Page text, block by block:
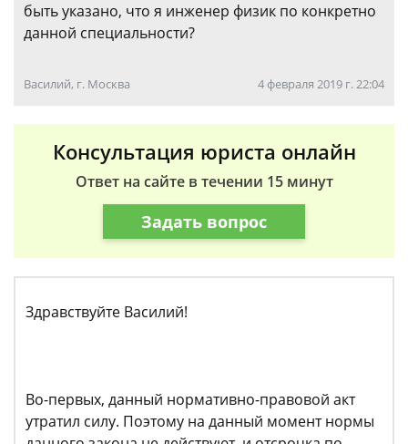
быть указано, что я инженер физик по конкретно
данной специальности?
Василий, г. Москва 4 февраля 2019 г. 22:04
Консультация юриста онлайн
Ответ на сайте в течении 15 минут
Задать вопрос
Здравствуйте Василий!
Во-первых, данный нормативно-правовой акт
утратил силу. Поэтому на данный момент нормы